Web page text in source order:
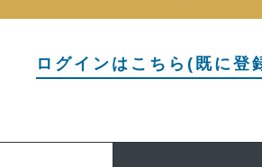
ログインはこちら(既に登